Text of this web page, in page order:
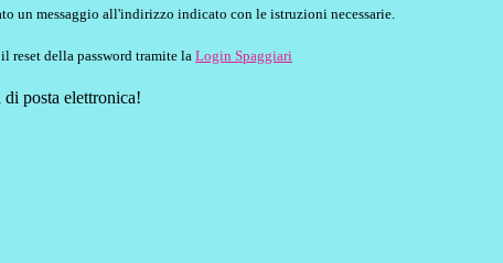
un messaggio all'indirizzo indicato con le istruzioni necessarie.
reset della password tramite la Login Spaggiari
posta elettronica!